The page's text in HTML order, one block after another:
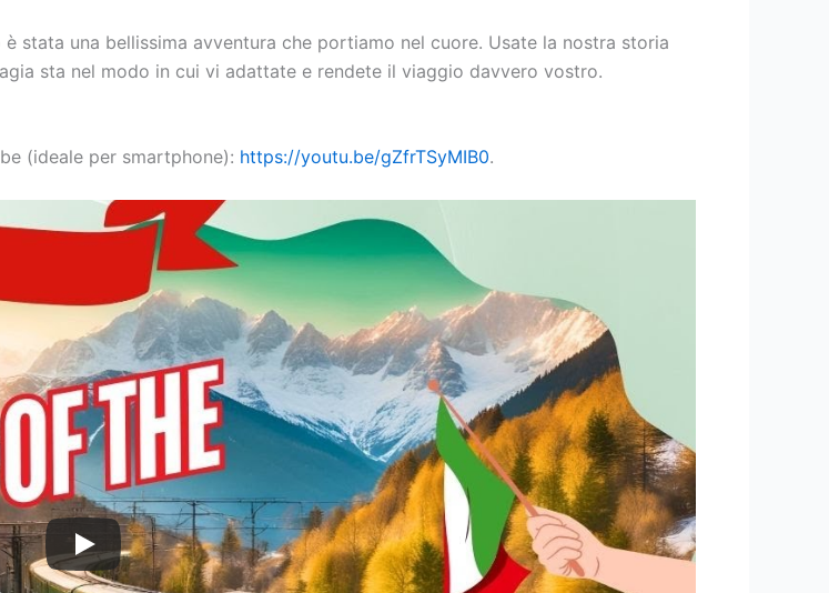
stata una bellissima avventura che portiamo nel cuore. Usate la nostra storia
sta nel modo in cui vi adattate e rendete il viaggio davvero vostro.
(ideale per smartphone): https://youtu.be/gZfrTSyMIB0.